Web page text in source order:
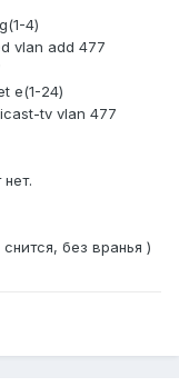
4)
vlan add 477
e(1-24)
tv vlan 477
без вранья )